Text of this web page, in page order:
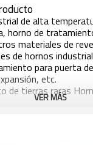
de alta
horno de
materiales de
de hornos
para puerta
etc.
de tierras raras
de hornos de
VER MÁS